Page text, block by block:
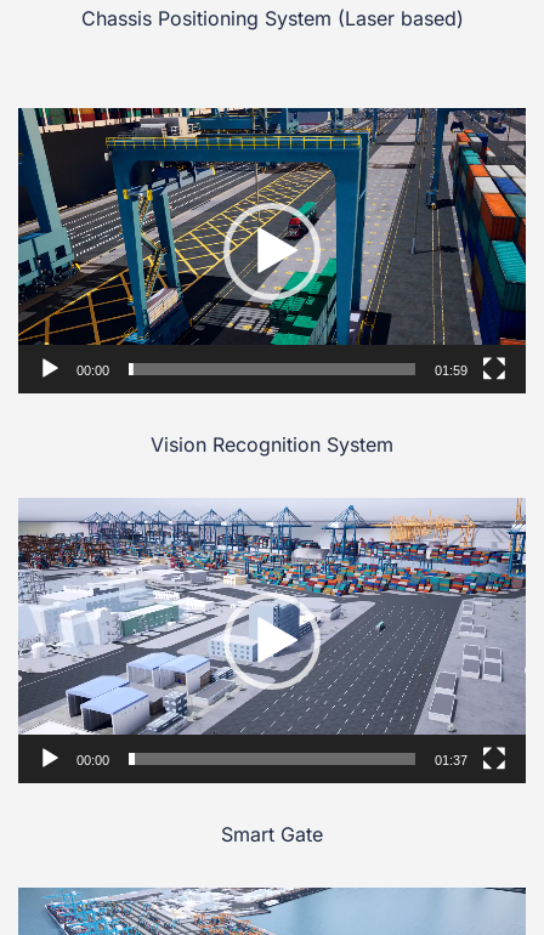
Chassis Positioning System (Laser based)
Video
Player
00:00 01:59
Vision Recognition System
Video
Player
00:00 01:37
Smart Gate
Video